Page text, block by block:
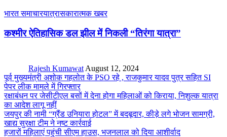
भारत समाचारयात्रासकारात्मक खबर
कश्मीर ऐतिहासिक डल झील में निकली “तिरंगा यात्रा”
Rajesh Kumawat August 12, 2024
पूर्व मुख्यमंत्री अशोक गहलोत के PSO रहे , राजकुमार यादव पुत्र सहित SI
पेपर लीक मामले में गिरफ्तार
रक्षाबंधन पर जेसीटीएल बसों में देना होगा महिलाओं को किराया, निशुल्क यात्रा
का आदेश लागू नहीं
जयपुर की नामी “ग्रैंड उनियारा होटल” में बदबूदार, कीड़े लगे भोजन सामग्री,
खाद्य सुरक्षा टीम ने नष्ट कार्रवाई
हजारों महिलाएं पहुंची सीएम हाउस, भजनलाल को दिया आशीर्वाद